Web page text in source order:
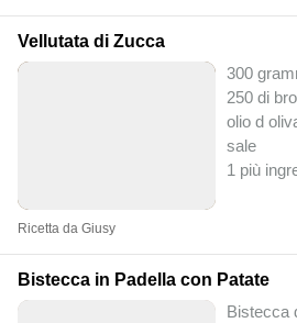
Vellutata di Zucca
300
250 di
olio d
sale
1 più
Ricetta da Giusy
Bistecca in Padella con Patate
Bistecca